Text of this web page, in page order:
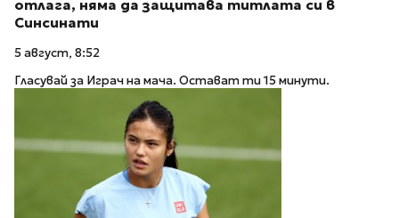
отлага, няма да защитава титлата си в
Синсинати
5 август, 8:52
Гласувай за Играч на мача. Остават ти 15 минути.